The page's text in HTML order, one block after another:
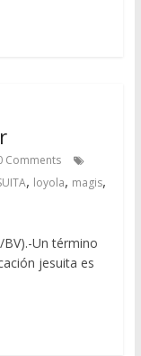
Comments
, loyola, magis,
Un término
jesuita es